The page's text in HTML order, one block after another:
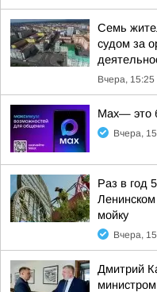
Семь
судом за
Вчера, 15:25
Max— это
Вчера,
Раз в год
мойку
Вчера,
Дмитрий